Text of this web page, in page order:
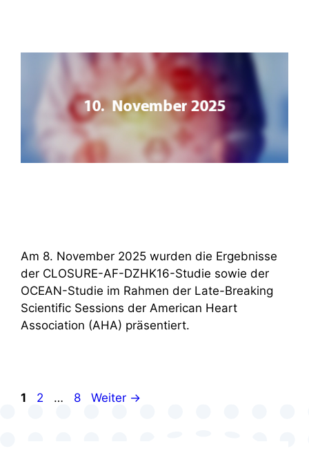
Am 8. November 2025 wurden die Ergebnisse
der CLOSURE-AF-DZHK16-Studie sowie der
OCEAN-Studie im Rahmen der Late-Breaking
Scientific Sessions der American Heart
Association (AHA) präsentiert.
Seite
1 Seite
2 … Seite
8 Weiter →